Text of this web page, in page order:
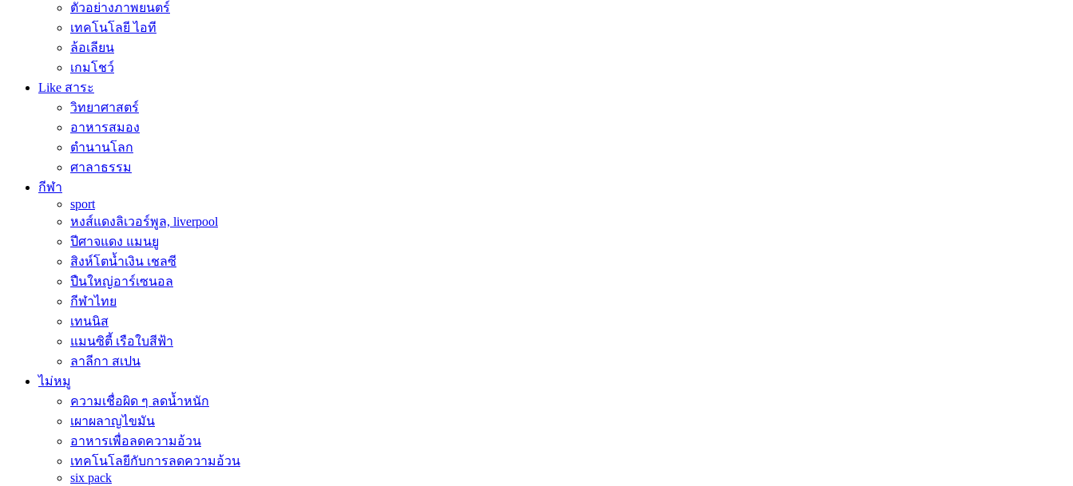
ตัวอย่างภาพยนตร์
เทคโนโลยี ไอที
ล้อเลียน
เกมโชว์
Like สาระ
วิทยาศาสตร์
อาหารสมอง
ตำนานโลก
ศาลาธรรม
กีฬา
sport
หงส์แดงลิเวอร์พูล, liverpool
ปีศาจแดง แมนยู
สิงห์โตน้ำเงิน เชลซี
ปืนใหญ่อาร์เซนอล
กีฬาไทย
เทนนิส
แมนซิตี้ เรือใบสีฟ้า
ลาลีกา สเปน
ไม่หมู
ความเชื่อผิด ๆ ลดน้ำหนัก
เผาผลาญไขมัน
อาหารเพื่อลดความอ้วน
เทคโนโลยีกับการลดความอ้วน
six pack